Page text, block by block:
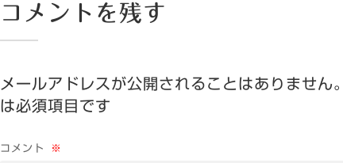
コメントを残す
メールアドレスが公開されることはありません。
は必須項目です
コメント ※